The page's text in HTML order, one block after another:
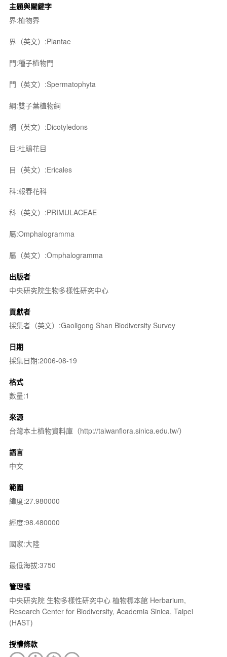
主題與關鍵字
界:植物界
界（英文）:Plantae
門:種子植物門
門（英文）:Spermatophyta
綱:雙子葉植物綱
綱（英文）:Dicotyledons
目:杜鵑花目
目（英文）:Ericales
科:報春花科
科（英文）:PRIMULACEAE
屬:Omphalogramma
屬（英文）:Omphalogramma
出版者
中央研究院生物多樣性研究中心
貢獻者
採集者（英文）:Gaoligong Shan Biodiversity Survey
日期
採集日期:2006-08-19
格式
數量:1
來源
台灣本土植物資料庫（http://taiwanflora.sinica.edu.tw/）
語言
中文
範圍
緯度:27.980000
經度:98.480000
國家:大陸
最低海拔:3750
管理權
中央研究院 生物多樣性研究中心 植物標本館 Herbarium,
Research Center for Biodiversity, Academia Sinica, Taipei
(HAST)
授權條款